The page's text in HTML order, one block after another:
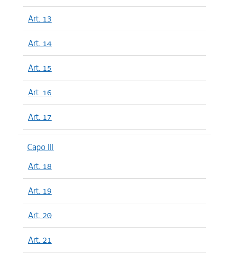
Art. 13
Art. 14
Art. 15
Art. 16
Art. 17
Capo III
Art. 18
Art. 19
Art. 20
Art. 21